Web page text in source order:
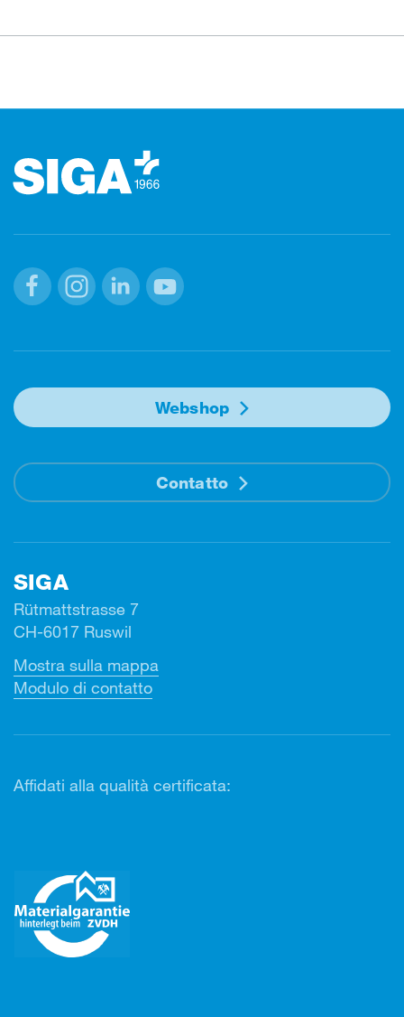
Webshop
Contatto
SIGA
Rütmattstrasse 7
CH-6017 Ruswil
Mostra sulla mappa
Modulo di contatto
Affidati alla qualità certificata: